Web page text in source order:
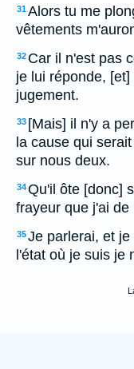
31Alors tu me
vêtements
32 Car il n'est pas
je lui réponde,
jugement.
33 [Mais] il n'y a
la cause qui
sur nous deux.
34Qu'il ôte [donc]
frayeur que j'ai
35Je parlerai, et
l'état où je suis je